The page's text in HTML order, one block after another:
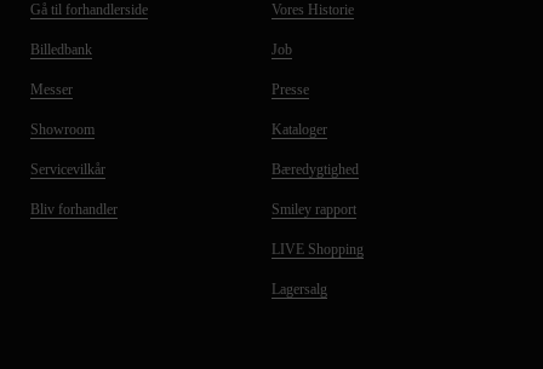
Gå til forhandlerside
Billedbank
Messer
Showroom
Servicevilkår
Bliv forhandler
Vores Historie
Job
Presse
Kataloger
Bæredygtighed
Smiley rapport
LIVE Shopping
Lagersalg